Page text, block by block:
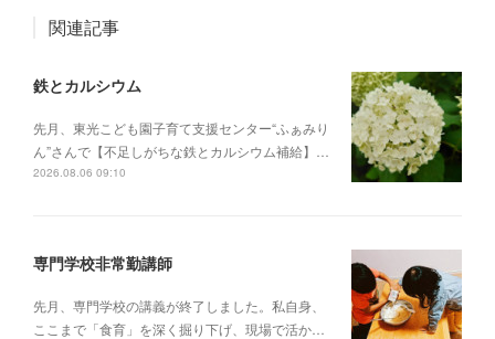
関連記事
鉄とカルシウム
先月、東光こども園子育て支援センター“ふぁみり
ん”さんで【不足しがちな鉄とカルシウム補給】…
2026.08.06 09:10
専門学校非常勤講師
先月、専門学校の講義が終了しました。私自身、
ここまで「食育」を深く掘り下げ、現場で活か…